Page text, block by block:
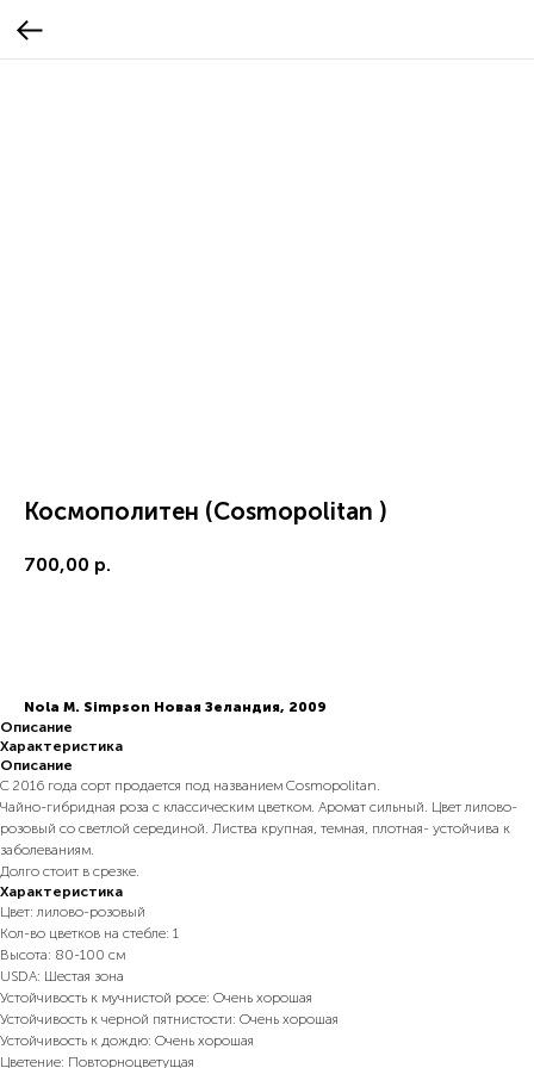
Космополитен (Cosmopolitan )
700,00 р.
Nola M. Simpson Новая Зеландия, 2009
Описание
Характеристика
Описание
С 2016 года сорт продается под названием Cosmopolitan.
Чайно-гибридная роза с классическим цветком. Аромат сильный. Цвет лилово-
розовый со светлой серединой. Листва крупная, темная, плотная- устойчива к
заболеваниям.
Долго стоит в срезке.
Характеристика
Цвет: лилово-розовый
Кол-во цветков на стебле: 1
Высота: 80-100 см
USDA: Шестая зона
Устойчивость к мучнистой росе: Очень хорошая
Устойчивость к черной пятнистости: Очень хорошая
Устойчивость к дождю: Очень хорошая
Цветение: Повторноцветущая